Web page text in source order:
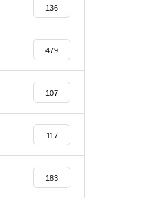
136
479
107
117
183